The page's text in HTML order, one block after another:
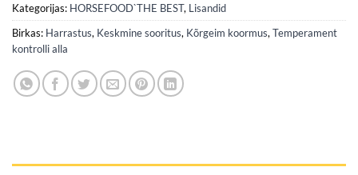
Kategorijas: HORSEFOOD`THE BEST, Lisandid
Birkas: Harrastus, Keskmine sooritus, Kõrgeim koormus, Temperament
kontrolli alla